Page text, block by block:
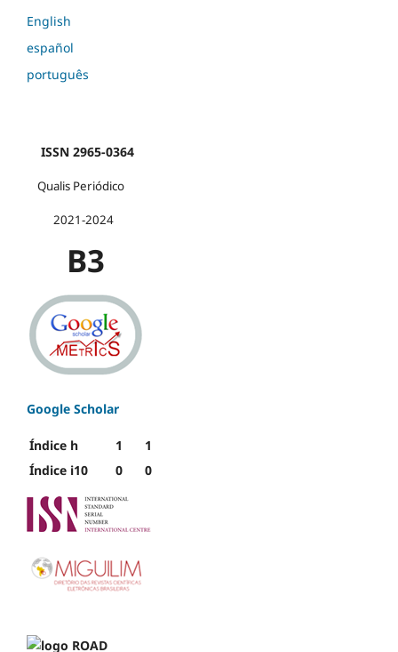
English
español
português
ISSN 2965-0364
Qualis Periódico
2021-2024
B3
Google Scholar
Índice h 1
1
Índice i10
0 0